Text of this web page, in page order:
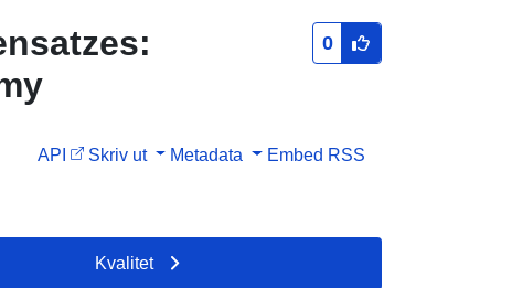
0
API Skriv ut Metadata Embed RSS
Kvalitet